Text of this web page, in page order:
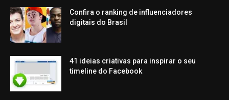
Confira o ranking de influenciadores
digitais do Brasil
41 ideias criativas para inspirar o seu
timeline do Facebook